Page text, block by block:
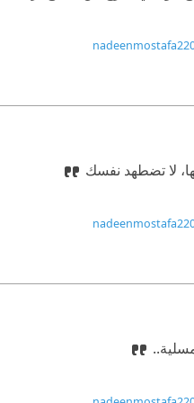
لا تضطهد نفسك